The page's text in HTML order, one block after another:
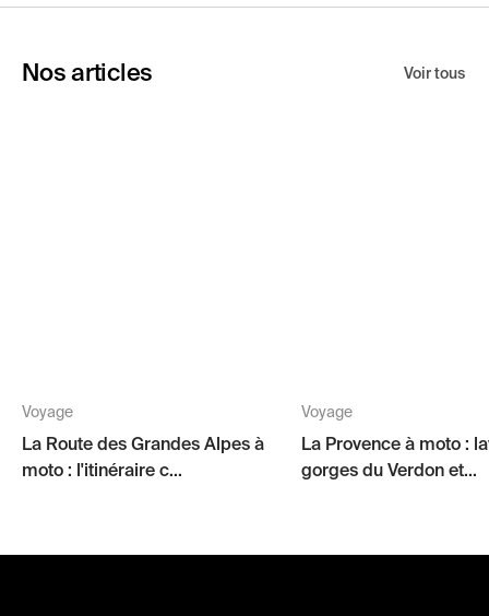
Nos articles Voir tous
Voyage
La Route des Grandes Alpes à
moto : l'itinéraire c...
Voyage
La Provence à moto :
gorges du Verdon et...